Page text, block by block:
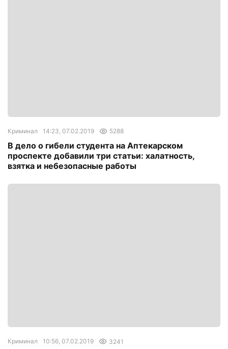
Криминал 14:23, 07.02.2019 5288
В дело о гибели студента на Аптекарском
проспекте добавили три статьи: халатность,
взятка и небезопасные работы
Криминал 10:56, 07.02.2019 3241